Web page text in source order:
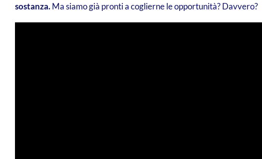
sostanza.Ma siamo già pronti a coglierne le opportunità? Davvero?